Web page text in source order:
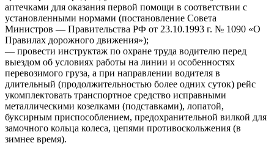
аптечками для оказания первой помощи в соответствии с
установленными нормами (постановление Совета
Министров — Правительства РФ от 23.10.1993 г. № 1090 «О
Правилах дорожного движения»);
— провести инструктаж по охране труда водителю перед
выездом об условиях работы на линии и особенностях
перевозимого груза, а при направлении водителя в
длительный (продолжительностью более одних суток) рейс
укомплектовать транспортное средство исправными
металлическими козелками (подставками), лопатой,
буксирным приспособлением, предохранительной вилкой для
замочного кольца колеса, цепями противоскольжения (в
зимнее время).